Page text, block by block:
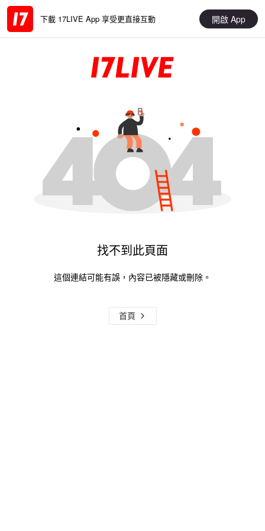
下載 17LIVE App 享受更直接互動 開啟 App
找不到此頁面
這個連結可能有誤，內容已被隱藏或刪除。
首頁